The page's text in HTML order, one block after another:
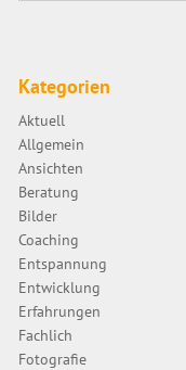
Kategorien
Aktuell
Allgemein
Ansichten
Beratung
Bilder
Coaching
Entspannung
Entwicklung
Erfahrungen
Fachlich
Fotografie